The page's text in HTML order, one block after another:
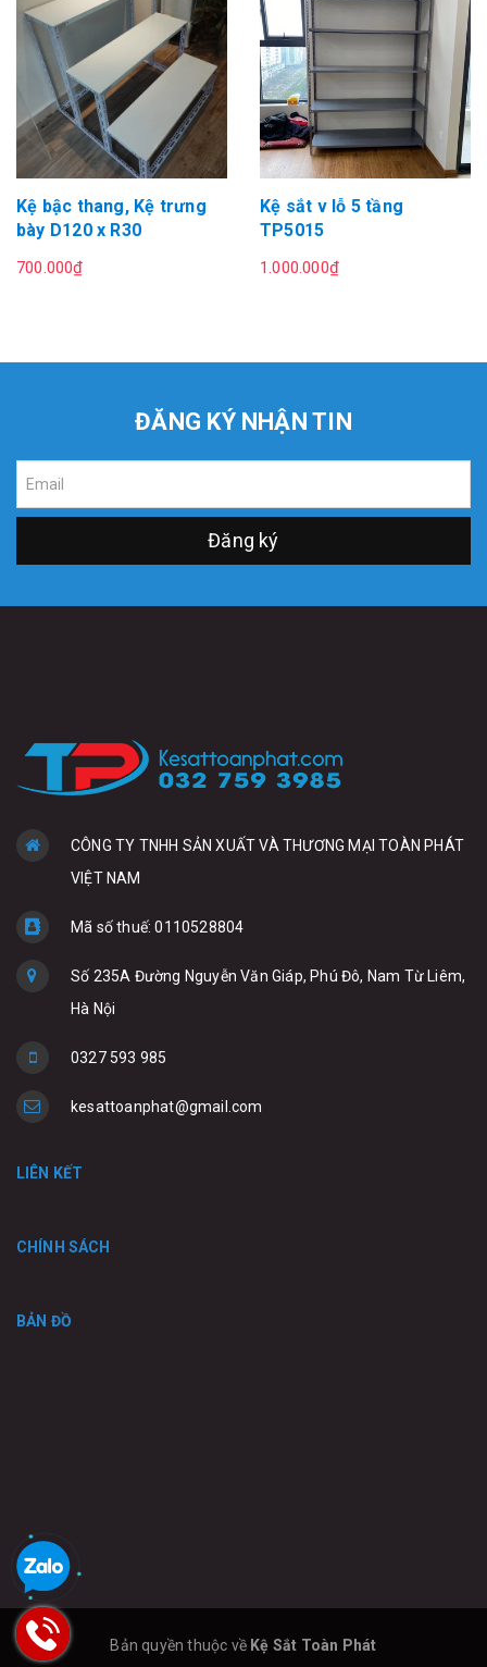
Kệ bậc thang, Kệ trưng
bày D120 x R30
700.000₫
Kệ sắt v lỗ 5 tầng
TP5015
1.000.000₫
ĐĂNG KÝ NHẬN TIN
Đăng ký
CÔNG TY TNHH SẢN XUẤT VÀ THƯƠNG MẠI TOÀN PHÁT
VIỆT NAM
Mã số thuế: 0110528804
Số 235A Đường Nguyễn Văn Giáp, Phú Đô, Nam Từ Liêm,
Hà Nội
0327 593 985
kesattoanphat@gmail.com
LIÊN KẾT
CHÍNH SÁCH
BẢN ĐỒ
Bản quyền thuộc về Kệ Sắt Toàn Phát